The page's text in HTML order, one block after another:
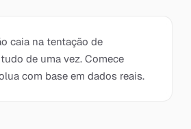
caia na tentação de
de uma vez. Comece
com base em dados reais.